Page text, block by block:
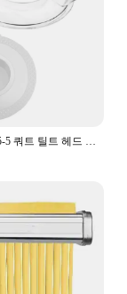
KitchenAid 4.5-5 쿼트 틸트 헤드 스탠드 믹서, 안전한 푸어링 쉴드 및 믹서 볼 커버, 믹서 스플래터 가드 뚜껑